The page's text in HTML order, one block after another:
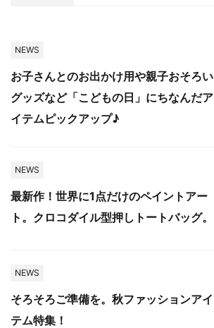
NEWS
お子さんとのお出かけ用や親子おそろい
グッズなど「こどもの日」にちなんだア
イテムピックアップ♪
NEWS
最新作！世界に1点だけのペイントアー
ト。クロコダイル型押しトートバッグ。
NEWS
そろそろご準備を。秋ファッションアイ
テム特集！